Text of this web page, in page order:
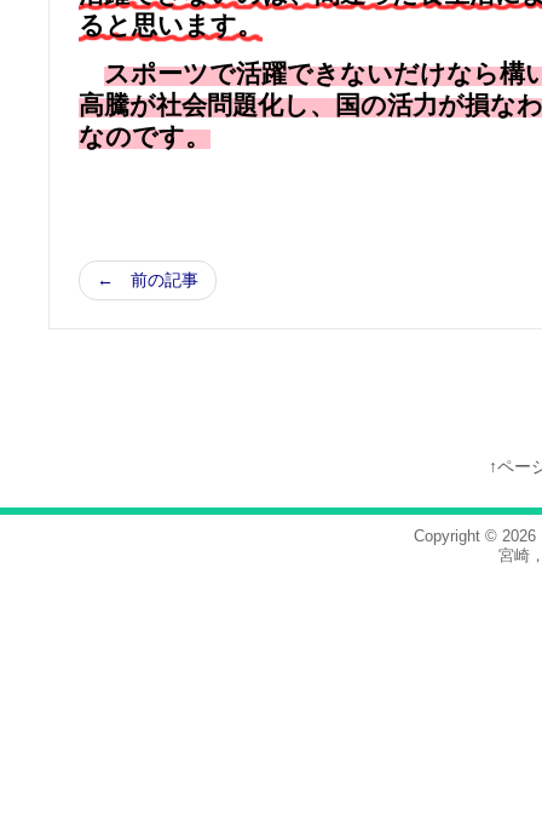
ると思います。
スポーツで活躍できないだけなら構
高騰が社会問題化し、国の活力が損な
なのです。
← 前の記事
↑ペー
Copyright © 2026
宮崎